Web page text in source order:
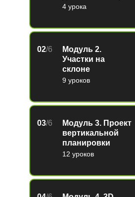
4 урока
Модуль 2.
Участки на
склоне
02/6
9 уроков
Модуль 3. Проект
вертикальной
планировки
03/6
12 уроков